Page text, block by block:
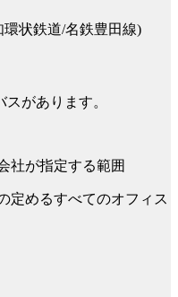
状鉄道/名鉄豊田線)
があります。
社が指定する範囲
定めるすべてのオフィス